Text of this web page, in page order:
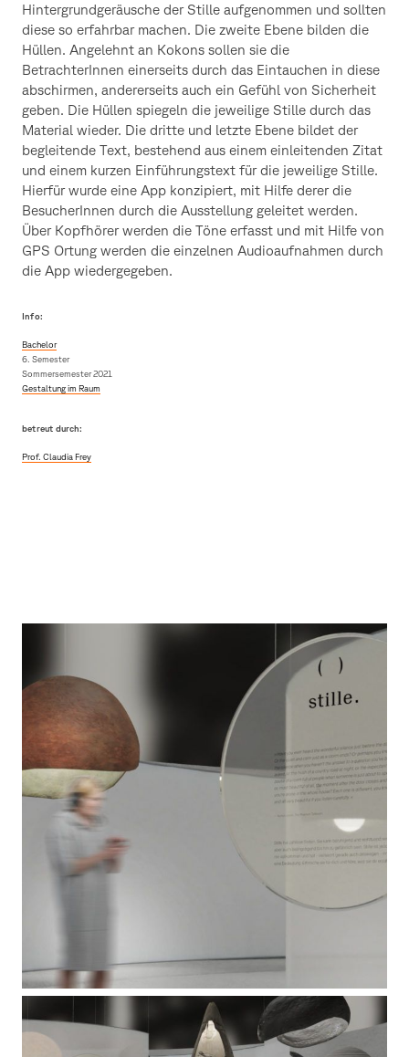
Hintergrundgeräusche der Stille aufgenommen und sollten
diese so erfahrbar machen. Die zweite Ebene bilden die
Hüllen. Angelehnt an Kokons sollen sie die
BetrachterInnen einerseits durch das Eintauchen in diese
abschirmen, andererseits auch ein Gefühl von Sicherheit
geben. Die Hüllen spiegeln die jeweilige Stille durch das
Material wieder. Die dritte und letzte Ebene bildet der
begleitende Text, bestehend aus einem einleitenden Zitat
und einem kurzen Einführungstext für die jeweilige Stille.
Hierfür wurde eine App konzipiert, mit Hilfe derer die
BesucherInnen durch die Ausstellung geleitet werden.
Über Kopfhörer werden die Töne erfasst und mit Hilfe von
GPS Ortung werden die einzelnen Audioaufnahmen durch
die App wiedergegeben.
Info:
Bachelor
6. Semester
Sommersemester 2021
Gestaltung im Raum
betreut durch:
Prof. Claudia Frey